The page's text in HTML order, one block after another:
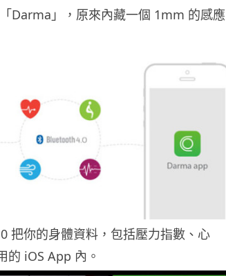
Darma」，原來內藏一個 1mm 的感應
把你的身體資料，包括壓力指數、心
的 iOS App 內。